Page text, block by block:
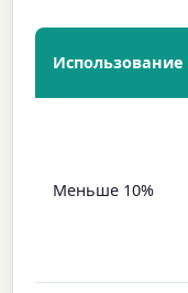
Использование
Меньше 10%